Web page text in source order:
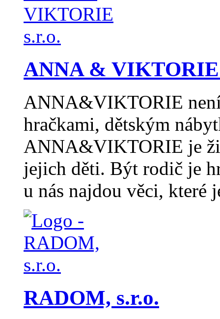
ANNA & VIKTORIE
ANNA&VIKTORIE není
hračkami, dětským
ANNA&VIKTORIE je
jejich děti. Být rodič je
u nás najdou věci, které
RADOM, s.r.o.